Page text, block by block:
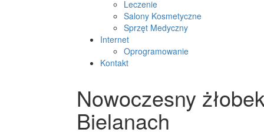
Leczenie
Salony Kosmetyczne
Sprzęt Medyczny
Internet
Oprogramowanie
Kontakt
Nowoczesny
Bielanach